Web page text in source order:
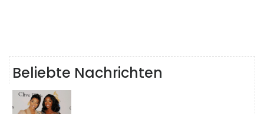
Beliebte Nachrichten